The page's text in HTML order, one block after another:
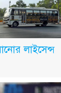
লাইসেন্স